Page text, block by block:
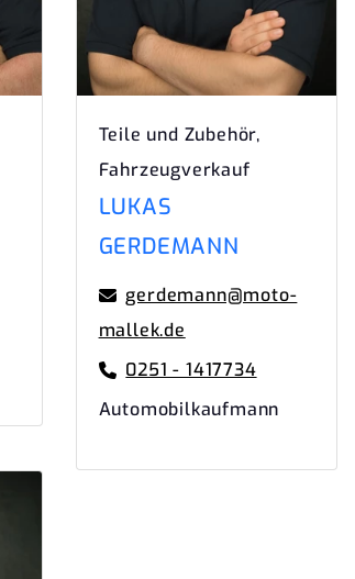
Teile und Zubehör,
Fahrzeugverkauf
LUKAS
GERDEMANN
gerdemann@moto-
mallek.de
0251 - 1417734
Automobilkaufmann